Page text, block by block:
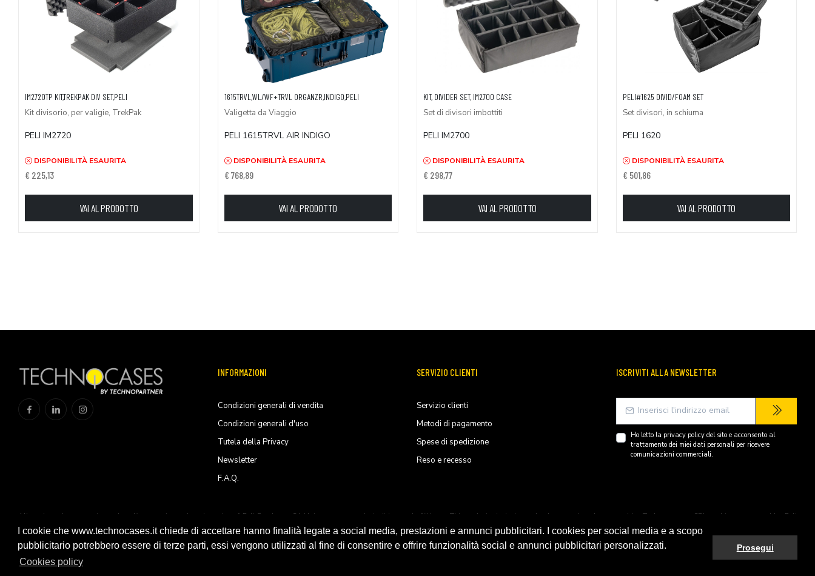
I cookie che www.technocases.it chiede di accettare hanno finalità legate a social media, prestazioni e annunci pubblicitari. I cookies per social media e a scopo
pubblicitario potrebbero essere di terze parti, essi vengono utilizzati al fine di consentire e offrire funzionalità social e annunci pubblicitari personalizzati.
Cookies policy
Prosegui
IM2720TP KIT,TREKPAK DIV SET,PELI
Kit divisorio, per valigie, TrekPak
PELI IM2720
DISPONIBILITÀ ESAURITA
€ 225,13
VAI AL PRODOTTO
1615TRVL,WL/WF+TRVL ORGANZR,INDIGO,PELI
Valigetta da Viaggio
PELI 1615TRVL AIR INDIGO
DISPONIBILITÀ ESAURITA
€ 768,89
VAI AL PRODOTTO
KIT, DIVIDER SET, IM2700 CASE
Set di divisori imbottiti
PELI IM2700
DISPONIBILITÀ ESAURITA
€ 298,77
VAI AL PRODOTTO
PELI#1625 DIVID/FOAM SET
Set divisori, in schiuma
PELI 1620
DISPONIBILITÀ ESAURITA
€ 501,86
VAI AL PRODOTTO
INFORMAZIONI
Condizioni generali di vendita
Condizioni generali d'uso
Tutela della Privacy
Newsletter
F.A.Q.
SERVIZIO CLIENTI
Servizio clienti
Metodi di pagamento
Spese di spedizione
Reso e recesso
ISCRIVITI ALLA NEWSLETTER
Ho letto la privacy policydel sito e acconsento al
trattamento dei miei dati personali per ricevere
comunicazioni commerciali.
All trademarks are registered and/or unregistered trademarks of Peli Products, S.L.U. its parents, subsiadiries and affiliates. This website is independently owned and operated by Technopartner SRL and is not owned by Peli
Products, S.L.U